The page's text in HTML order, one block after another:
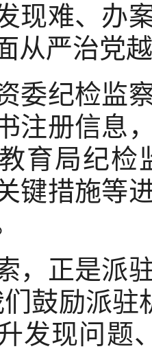
现难、办
从严治党
纪检监察
注册信息
育局纪检
键措施等
正是派驻
鼓励派驻
发现问题